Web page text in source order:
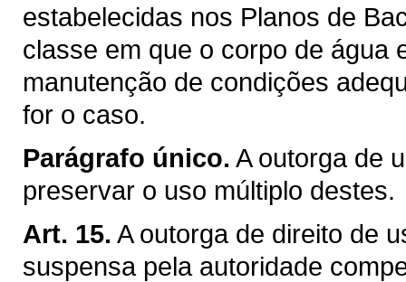
estabelecidas nos Planos de
classe em que o corpo de água
manutenção de condições
for o caso.
Parágrafo único. A outorga de
preservar o uso múltiplo destes.
Art. 15. A outorga de direito de
suspensa pela autoridade